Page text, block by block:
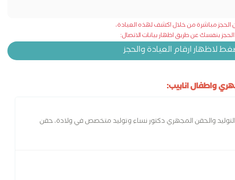
الحجز مباشرة من خلال اكشف لهذه العيادة،
بنفسك عن طريق اظهار بيانات الاتصال:
لاظهار ارقام العيادة والحجز
واطفال انابيب:
والحقن المجهري دكتور نساء وتوليد متخصص في ولادة، حقن
امراض نساء وتوليد و جراحات تجميل نسائية